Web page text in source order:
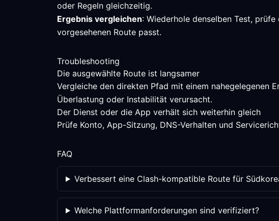
oder Regeln gleichzeitig.
Ergebnis vergleichen: Wiederhole denselben Test,
vorgesehenen Route passt.
Troubleshooting
Die ausgewählte Route ist langsamer
Vergleiche den direkten Pfad mit einem nahegelegenen
Überlastung oder Instabilität verursacht.
Der Dienst oder die App verhält sich weiterhin gleich
Prüfe Konto, App-Sitzung, DNS-Verhalten und
FAQ
Verbessert eine Clash-kompatible Route für
Welche Plattformanforderungen sind verifiziert?